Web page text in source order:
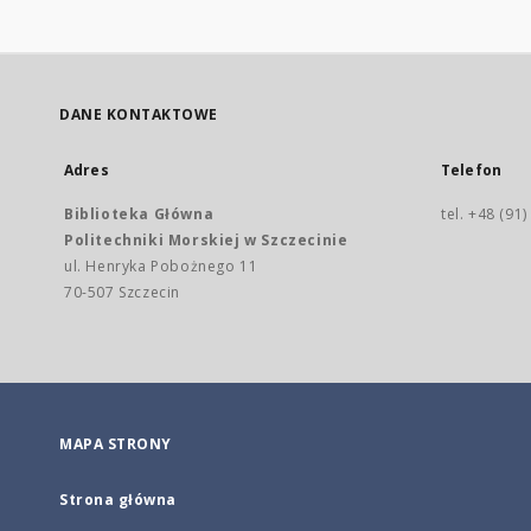
DANE KONTAKTOWE
Adres
Biblioteka Główna
Politechniki Morskiej w Szczecinie
ul. Henryka Pobożnego 11
70-507 Szczecin
Telefon
tel. +48
MAPA STRONY
Strona główna